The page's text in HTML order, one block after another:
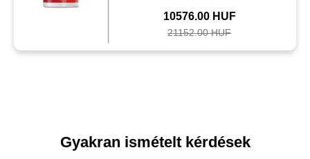
10576.00 HUF
21152.00 HUF
Gyakran ismételt kérdések